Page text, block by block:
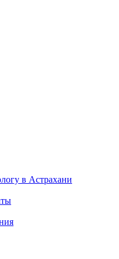
в Астрахани